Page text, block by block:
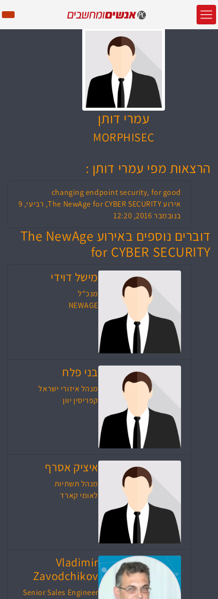
עמרי דותן
MORPHISEC
הרצאות מפי עמרי דותן :
changing endpoint security, for good
אירוע The NewAge for CYBER SECURITY, רביעי, 9
בנובמבר 2016, 12:20
דוברים נוספים באירוע The NewAge
for CYBER SECURITY
מישל דוידי
מנכ"ל
NEWAGE
בני פלח
מנהל איזורי ישראל
קפריסין יוון
איציק אסרף
מנהל תשתיות
לאומי קארד
Vladimir
Zavodchikov
Senior Sales Engineer